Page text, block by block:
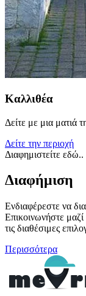
Καλλιθέα
Δείτε με μια ματιά
Δείτε την περιοχή
Διαφημιστείτε εδώ..
Διαφήμιση
Ενδιαφέρεστε να
Επικοινωνήστε
τις διαθέσιμες
Περισσότερα